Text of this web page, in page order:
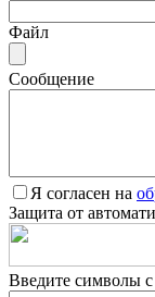
Файл
Сообщение
Я согласен на
Защита от
Введите символы